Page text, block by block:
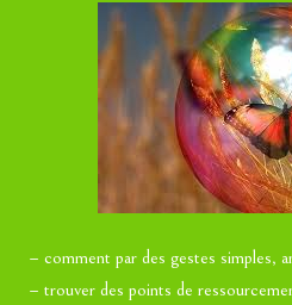
– comment par des gestes simples,
– trouver des points de